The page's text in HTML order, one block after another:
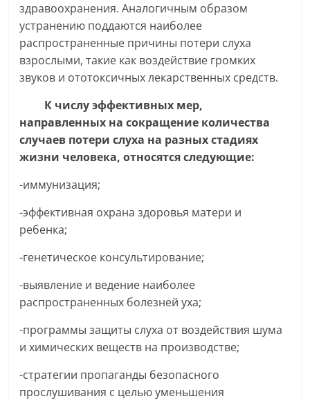
здравоохранения. Аналогичным образом
устранению поддаются наиболее
распространенные причины потери слуха
взрослыми, такие как воздействие громких
звуков и ототоксичных лекарственных средств.
К числу эффективных мер,
направленных на сокращение количества
случаев потери слуха на разных стадиях
жизни человека, относятся следующие:
-иммунизация;
-эффективная охрана здоровья матери и
ребенка;
-генетическое консультирование;
-выявление и ведение наиболее
распространенных болезней уха;
-программы защиты слуха от воздействия шума
и химических веществ на производстве;
-стратегии пропаганды безопасного
прослушивания с целью уменьшения